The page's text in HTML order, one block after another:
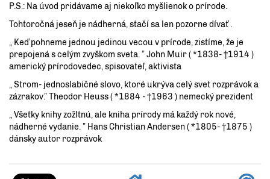
P.S.: Na úvod pridávame aj niekoľko myšlienok o prírode.
Tohtoročná jeseň je nádherná, stačí sa len pozorne dívať .
„ Keď pohneme jednou jedinou vecou v prírode, zistíme, že je
prepojená s celým zvyškom sveta. ” John Muir ( *1838- †1914 )
americký prírodovedec, spisovateľ, aktivista
„ Strom- jednoslabičné slovo, ktoré ukrýva celý svet rozprávok a
zázrakov.” Theodor Heuss ( *1884 - †1963 ) nemecký prezident
„ Všetky knihy zožltnú, ale kniha prírody má každý rok nové,
nádherné vydanie. ” Hans Christian Andersen ( *1805- †1875 )
dánsky autor rozprávok